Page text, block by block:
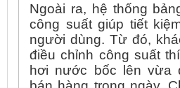
Ngoài ra, hệ thống
công suất giúp tiết
người dùng. Từ đó,
điều chỉnh công suất
hơi nước bốc lên vừa